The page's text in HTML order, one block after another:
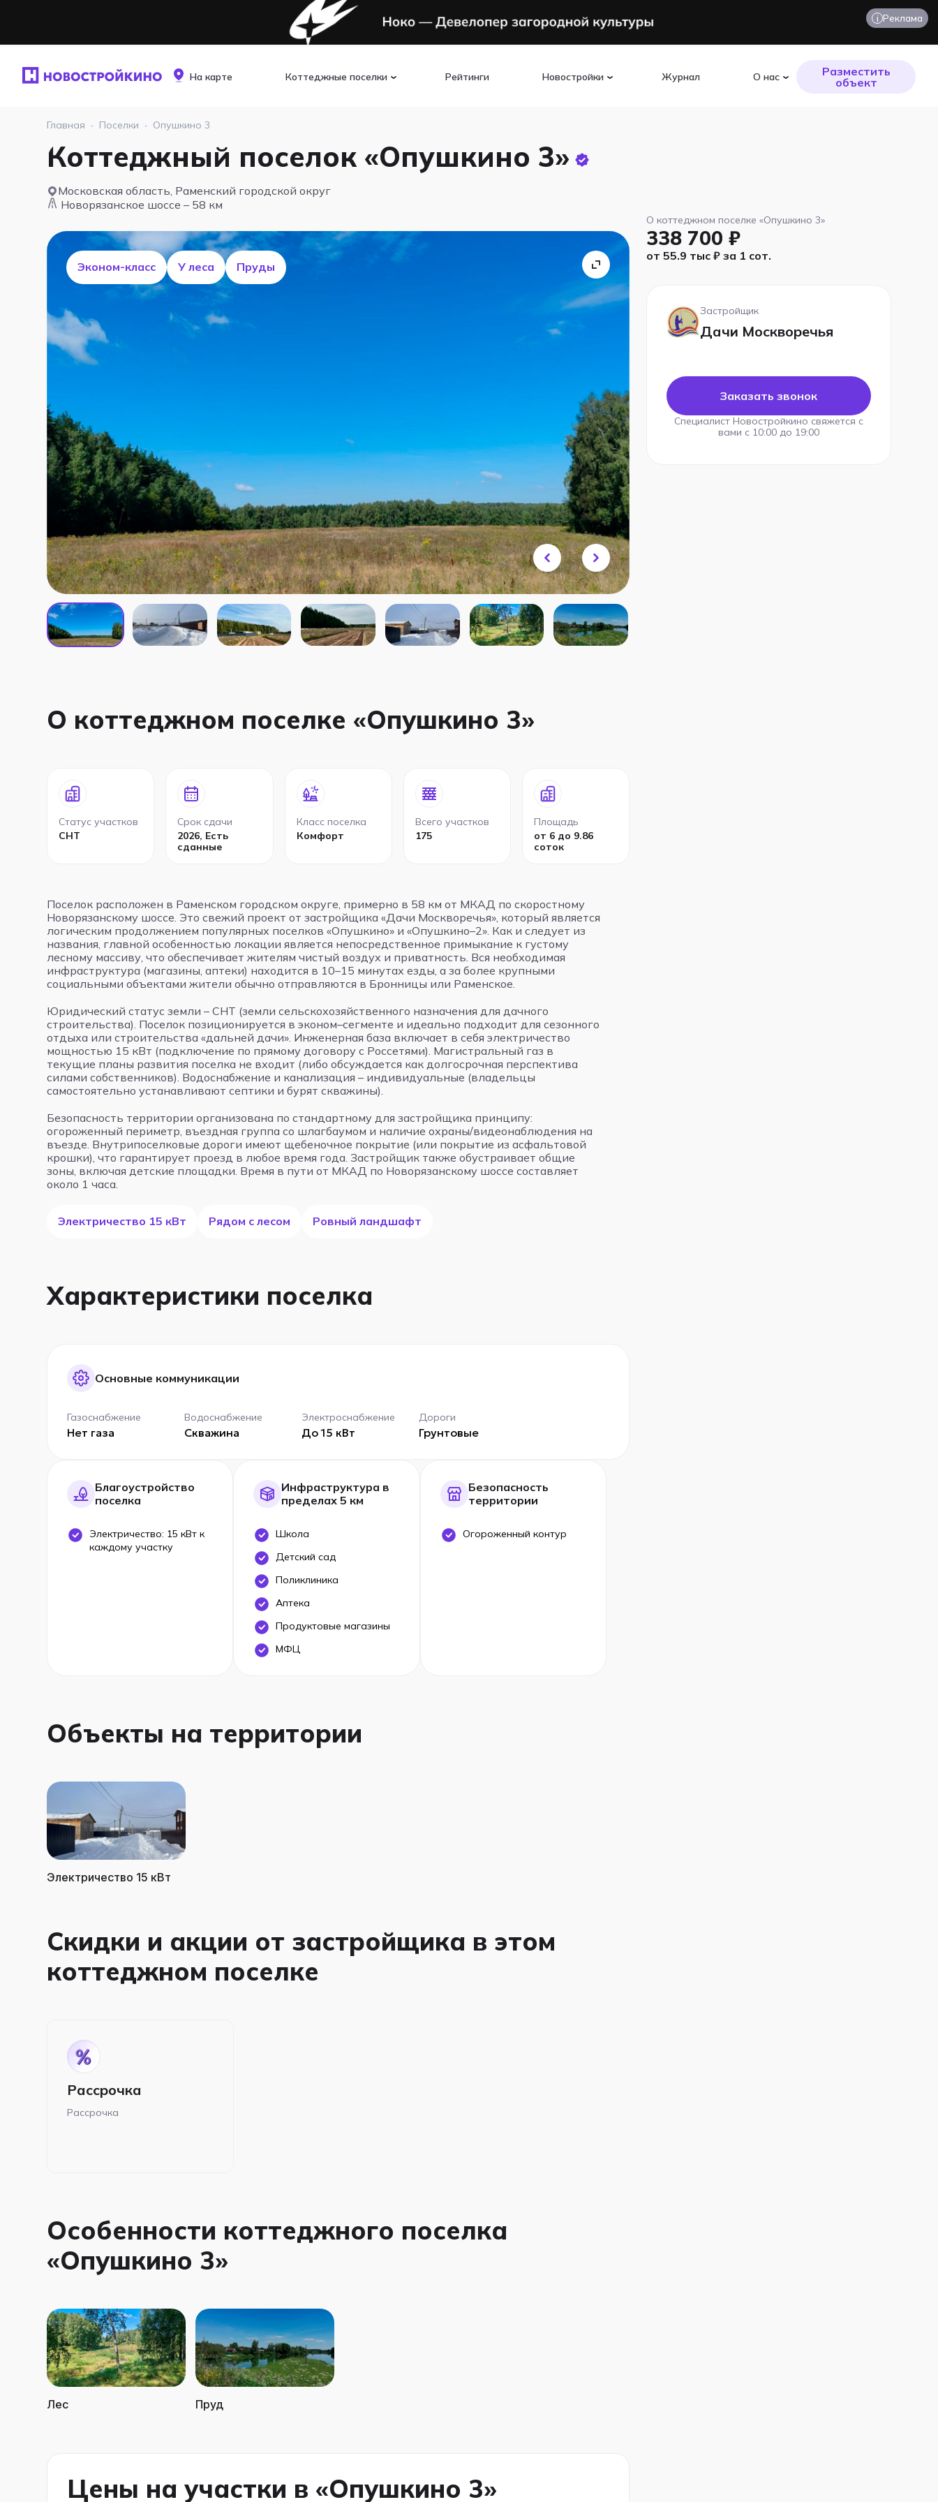
На карте Коттеджные поселки Рейтинги Новостройки Журнал О нас
Разместить
объект
i Реклама
Главная · Поселки · Опушкино 3
Коттеджный поселок «Опушкино 3»
Московская область, Раменский городской округ
Новорязанское шоссе – 58 км
Эконом-класс У леса Пруды
О коттеджном поселке «Опушкино 3»
Статус участков
СНТ
Срок сдачи
2026, Есть
сданные
Класс поселка
Комфорт
Всего участков
175
Площадь
от 6 до 9.86
соток
Поселок расположен в Раменском городском округе, примерно в 58 км от МКАД по скоростному
Новорязанскому шоссе. Это свежий проект от застройщика «Дачи Москворечья», который является
логическим продолжением популярных поселков «Опушкино» и «Опушкино–2». Как и следует из
названия, главной особенностью локации является непосредственное примыкание к густому
лесному массиву, что обеспечивает жителям чистый воздух и приватность. Вся необходимая
инфраструктура (магазины, аптеки) находится в 10–15 минутах езды, а за более крупными
социальными объектами жители обычно отправляются в Бронницы или Раменское.
Юридический статус земли – СНТ (земли сельскохозяйственного назначения для дачного
строительства). Поселок позиционируется в эконом–сегменте и идеально подходит для сезонного
отдыха или строительства «дальней дачи». Инженерная база включает в себя электричество
мощностью 15 кВт (подключение по прямому договору с Россетями). Магистральный газ в
текущие планы развития поселка не входит (либо обсуждается как долгосрочная перспектива
силами собственников). Водоснабжение и канализация – индивидуальные (владельцы
самостоятельно устанавливают септики и бурят скважины).
Безопасность территории организована по стандартному для застройщика принципу:
огороженный периметр, въездная группа со шлагбаумом и наличие охраны/видеонаблюдения на
въезде. Внутрипоселковые дороги имеют щебеночное покрытие (или покрытие из асфальтовой
крошки), что гарантирует проезд в любое время года. Застройщик также обустраивает общие
зоны, включая детские площадки. Время в пути от МКАД по Новорязанскому шоссе составляет
около 1 часа.
Электричество 15 кВт Рядом с лесом Ровный ландшафт
Характеристики поселка
Основные коммуникации
Газоснабжение
Нет газа
Водоснабжение
Скважина
Электроснабжение
До 15 кВт
Дороги
Грунтовые
Благоустройство
поселка
Электричество: 15 кВт к
каждому участку
Инфраструктура в
пределах 5 км
Школа
Детский сад
Поликлиника
Аптека
Продуктовые магазины
МФЦ
Безопасность
территории
Огороженный контур
Объекты на территории
Электричество 15 кВт
Скидки и акции от застройщика в этом
коттеджном поселке
Рассрочка
Рассрочка
Особенности коттеджного поселка
«Опушкино 3»
Лес Пруд
Цены на участки в «Опушкино 3»
О коттеджном поселке «Опушкино 3»
338 700 ₽
от 55.9 тыс ₽ за 1 сот.
Застройщик
Дачи Москворечья
Заказать звонок
Специалист Новостройкино свяжется с
вами с 10:00 до 19:00